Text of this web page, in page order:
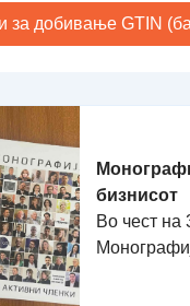
за добивање GTIN
бизнисот
Во чест